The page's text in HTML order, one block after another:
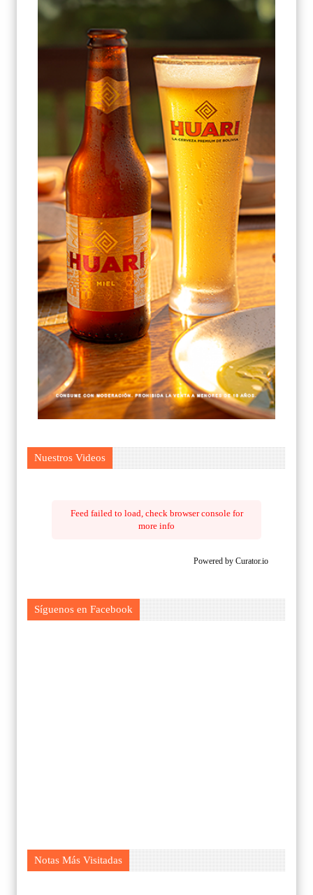
Nuestros Videos
Feed failed to load, check browser console for
more info
Powered by Curator.io
Síguenos en Facebook
Notas Más Visitadas